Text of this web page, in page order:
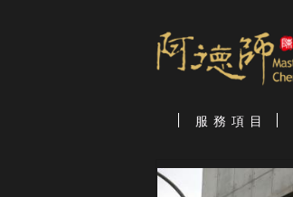
服 務 項 目